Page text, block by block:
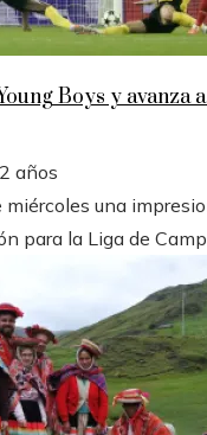
Boys y avanza
años
una
para la Liga de